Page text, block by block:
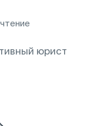
юрист